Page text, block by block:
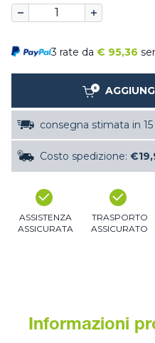
3 rate da € 95,36
consegna stimata in
Costo spedizione:
ASSISTENZA
ASSICURATA
TRASPORTO
ASSICURATO
Informazioni